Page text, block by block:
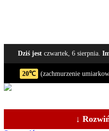
Dziś jestczwartek, 6 sierpnia.
20℃ (zachmurzenie
↓